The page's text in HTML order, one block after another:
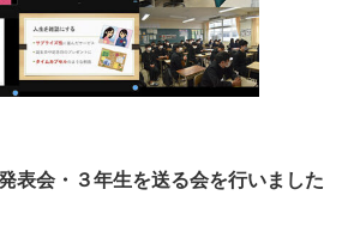
表会・３年生を送る会を行いました